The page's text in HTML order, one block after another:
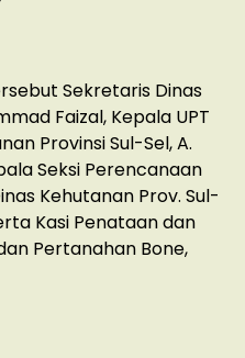
Sekretaris Dinas
Faizal, Kepala UPT
Provinsi Sul-Sel, A.
Seksi Perencanaan
Kehutanan Prov. Sul-
Kasi Penataan dan
Pertanahan Bone,